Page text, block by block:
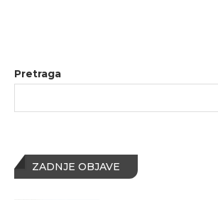
Pretraga
ZADNJE OBJAVE